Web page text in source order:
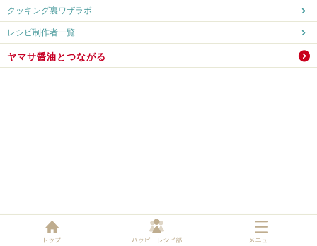
クッキング裏ワザラボ
レシピ制作者一覧
ヤマサ醤油とつながる